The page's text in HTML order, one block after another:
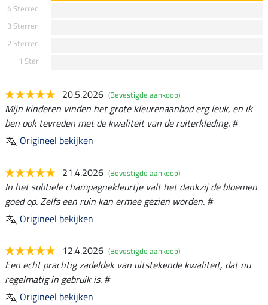
4 Sterren
3 Sterren
2 Sterren
1 Ster
20.5.2026 (Bevestigde aankoop)
Mijn kinderen vinden het grote kleurenaanbod erg leuk, en ik
ben ook tevreden met de kwaliteit van de ruiterkleding. #
Origineel bekijken
21.4.2026 (Bevestigde aankoop)
In het subtiele champagnekleurtje valt het dankzij de bloemen
goed op. Zelfs een ruin kan ermee gezien worden. #
Origineel bekijken
12.4.2026 (Bevestigde aankoop)
Een echt prachtig zadeldek van uitstekende kwaliteit, dat nu
regelmatig in gebruik is. #
Origineel bekijken